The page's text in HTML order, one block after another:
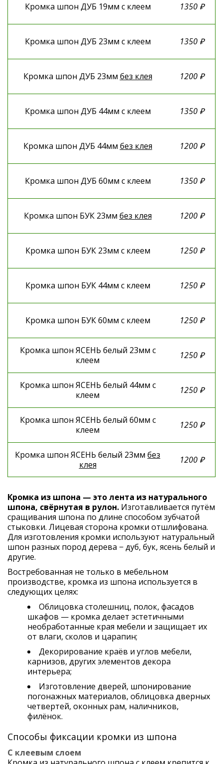
Кромка шпон ДУБ 19мм с клеем 1350 ₽
Кромка шпон ДУБ 23мм с клеем 1350 ₽
Кромка шпон ДУБ 23мм без клея 1200 ₽
Кромка шпон ДУБ 44мм с клеем 1350 ₽
Кромка шпон ДУБ 44мм без клея 1200 ₽
Кромка шпон ДУБ 60мм с клеем 1350 ₽
Кромка шпон БУК 23мм без клея 1200 ₽
Кромка шпон БУК 23мм с клеем 1250 ₽
Кромка шпон БУК 44мм с клеем 1250 ₽
Кромка шпон БУК 60мм с клеем 1250 ₽
Кромка шпон ЯСЕНЬ белый 23мм с
клеем
1250 ₽
Кромка шпон ЯСЕНЬ белый 44мм с
клеем
1250 ₽
Кромка шпон ЯСЕНЬ белый 60мм с
клеем
1250 ₽
Кромка шпон ЯСЕНЬ белый 23мм без
клея
1200 ₽
Кромка из шпона — это лента из натурального
шпона, свёрнутая в рулон. Изготавливается путём
сращивания шпона по длине способом зубчатой
стыковки. Лицевая сторона кромки отшлифована.
Для изготовления кромки используют натуральный
шпон разных пород дерева − дуб, бук, ясень белый и
другие.
Востребованная не только в мебельном
производстве, кромка из шпона используется в
следующих целях:
Облицовка столешниц, полок, фасадов
шкафов — кромка делает эстетичными
необработанные края мебели и защищает их
от влаги, сколов и царапин;
Декорирование краёв и углов мебели,
карнизов, других элементов декора
интерьера;
Изготовление дверей, шпонирование
погонажных материалов, облицовка дверных
четвертей, оконных рам, наличников,
филёнок.
Способы фиксации кромки из шпона
С клеевым слоем